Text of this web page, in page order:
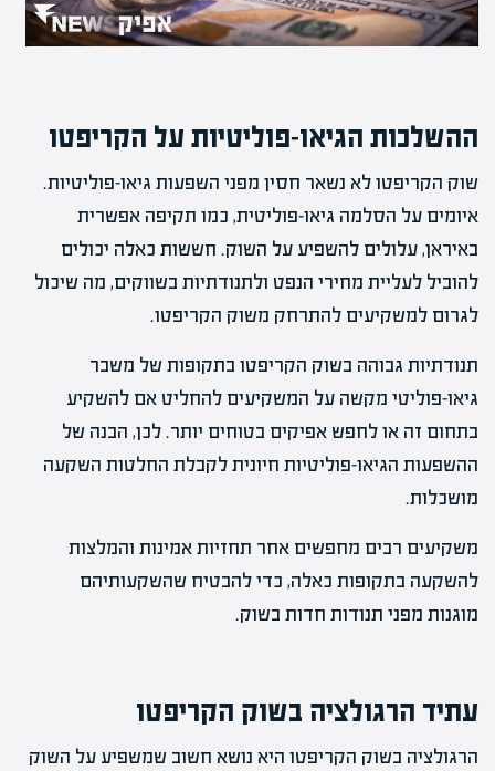
ההשלכות הגיאו-פוליטיות על הקריפטו
שוק הקריפטו לא נשאר חסין מפני השפעות גיאו-פוליטיות.
איומים על הסלמה גיאו-פוליטית, כמו תקיפה אפשרית
באיראן, עלולים להשפיע על השוק. חששות כאלה יכולים
להוביל לעליית מחירי הנפט ולתנודתיות בשווקים, מה שיכול
לגרום למשקיעים להתרחק משוק הקריפטו.
תנודתיות גבוהה בשוק הקריפטו בתקופות של משבר
גיאו-פוליטי מקשה על המשקיעים להחליט אם להשקיע
בתחום זה או לחפש אפיקים בטוחים יותר. לכן, הבנה של
ההשפעות הגיאו-פוליטיות חיונית לקבלת החלטות השקעה
מושכלות.
משקיעים רבים מחפשים אחר תחזיות אמינות והמלצות
להשקעה בתקופות כאלה, כדי להבטיח שהשקעותיהם
מוגנות מפני תנודות חדות בשוק.
עתיד הרגולציה בשוק הקריפטו
הרגולציה בשוק הקריפטו היא נושא חשוב שמשפיע על השוק